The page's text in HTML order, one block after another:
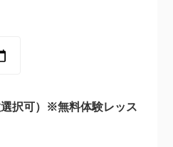
択可）※無料体験レッス